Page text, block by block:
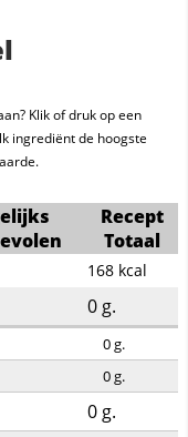
Klik of druk op een
ingrediënt de hoogste
Recept
Totaal
168 kcal
0 g.
0g.
0g.
0 g.